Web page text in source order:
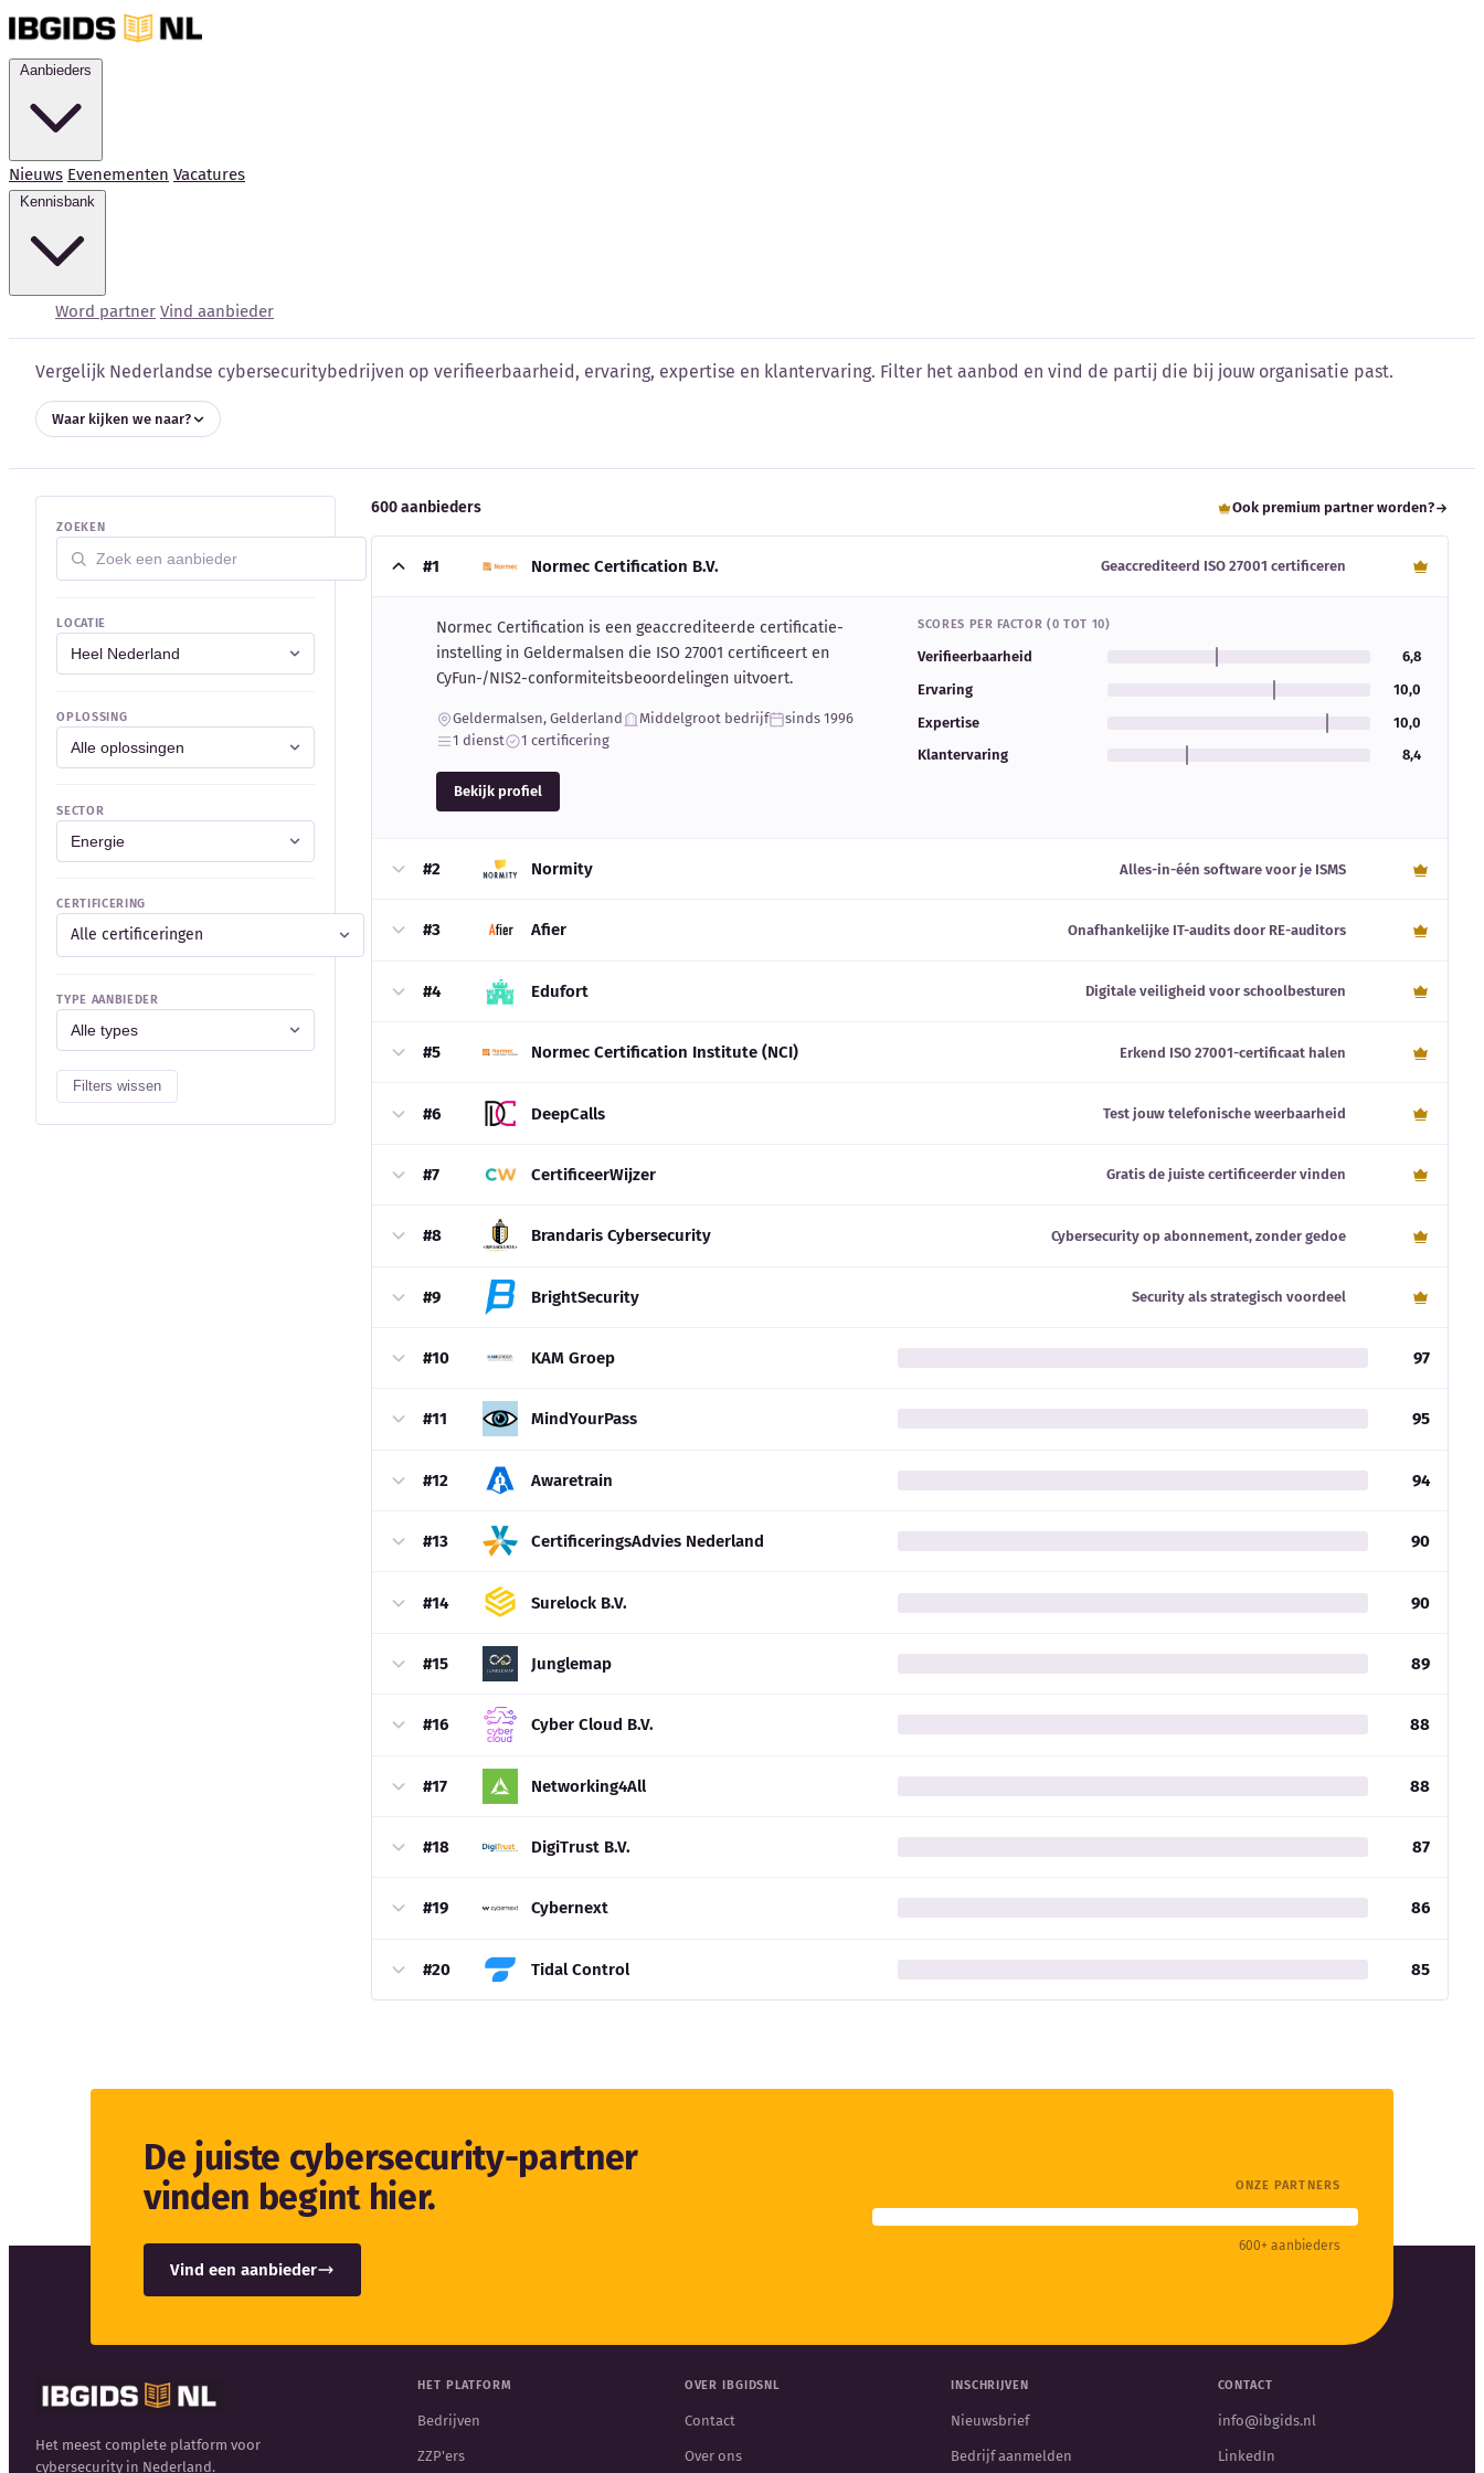
Nieuws Evenementen Vacatures
Word partner Vind aanbieder
Cybersecurity bedrijven vergelijken
Vergelijk Nederlandse cybersecuritybedrijven op verifieerbaarheid, ervaring, expertise en klantervaring. Filter het aanbod en vind de partij die bij jouw organisatie past.
Waar kijken we naar?
ZOEKEN
LOCATIE
OPLOSSING
SECTOR
CERTIFICERING
Alle certificeringen
TYPE AANBIEDER
Filters wissen
600 aanbieders Ook premium partner worden?
#1 Normec Certification B.V. Geaccrediteerd ISO 27001 certificeren
Normec Certification is een geaccrediteerde certificatie-
instelling in Geldermalsen die ISO 27001 certificeert en
CyFun-/NIS2-conformiteitsbeoordelingen uitvoert.
Geldermalsen, Gelderland Middelgroot bedrijf
sinds 1996
1 dienst
1 certificering
Bekijk profiel
SCORES PER FACTOR (0 TOT 10)
Verifieerbaarheid
6,8
Ervaring
10,0
Expertise
10,0
Klantervaring
8,4
#2 Normity Alles-in-één software voor je ISMS
#3 Afier Onafhankelijke IT-audits door RE-auditors
#4 Edufort Digitale veiligheid voor schoolbesturen
#5 Normec Certification Institute (NCI) Erkend ISO 27001-certificaat halen
#6 DeepCalls Test jouw telefonische weerbaarheid
#7 CertificeerWijzer Gratis de juiste certificeerder vinden
#8 Brandaris Cybersecurity Cybersecurity op abonnement, zonder gedoe
#9 BrightSecurity Security als strategisch voordeel
#10 KAM Groep 97
#11 MindYourPass 95
#12 Awaretrain 94
#13 CertificeringsAdvies Nederland 90
#14 Surelock B.V. 90
#15 Junglemap 89
#16 Cyber Cloud B.V. 88
#17 Networking4All 88
#18 DigiTrust B.V. 87
#19 Cybernext 86
#20 Tidal Control 85
De juiste cybersecurity-partner
vinden begint hier.
Vind een aanbieder
ONZE PARTNERS
600+ aanbieders
Het meest complete platform voor
cybersecurity in Nederland.
HET PLATFORM
Bedrijven
ZZP'ers
OVER IBGIDSNL
Contact
Over ons
INSCHRIJVEN
Nieuwsbrief
Bedrijf aanmelden
CONTACT
info@ibgids.nl
LinkedIn